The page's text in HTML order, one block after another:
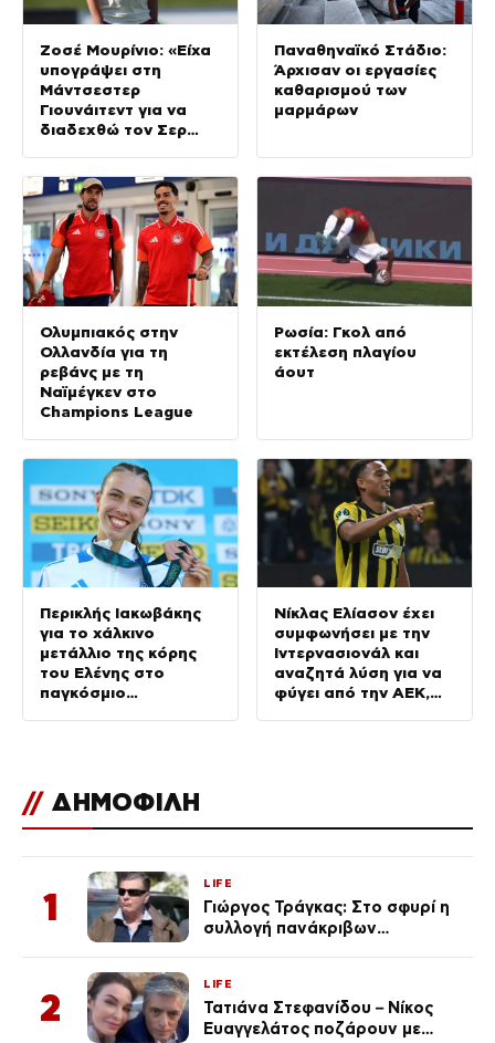
Ζοσέ Μουρίνιο: «Είχα
υπογράψει στη
Μάντσεστερ
Γιουνάιτεντ για να
διαδεχθώ τον Σερ
Τσέλσι»
Παναθηναϊκό Στάδιο:
Άρχισαν οι εργασίες
καθαρισμού των
μαρμάρων
Ολυμπιακός στην
Ολλανδία για τη
ρεβάνς με τη
Ναϊμέγκεν στο
Champions League
Ρωσία: Γκολ από
εκτέλεση πλαγίου
άουτ
Περικλής Ιακωβάκης
για το χάλκινο
μετάλλιο της κόρης
του Ελένης στο
παγκόσμιο
Νίκλας Ελίασον έχει
συμφωνήσει με την
Ιντερνασιονάλ και
αναζητά λύση για να
φύγει από την ΑΕΚ,
// ΔΗΜΟΦΙΛΗ
1
LIFE
Γιώργος Τράγκας: Στο σφυρί η
συλλογή πανάκριβων
2
LIFE
Τατιάνα Στεφανίδου – Νίκος
Ευαγγελάτος ποζάρουν με